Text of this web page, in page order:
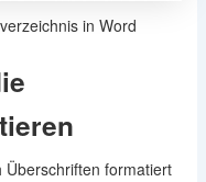
in Word
formatiert